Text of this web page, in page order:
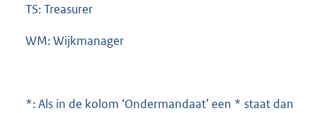
TS: Treasurer
WM: Wijkmanager
*: Als in de kolom ‘Ondermandaat’ een * staat dan